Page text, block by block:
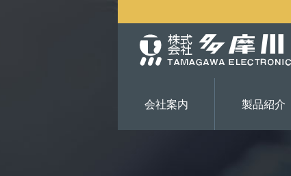
会社案内 製品紹介